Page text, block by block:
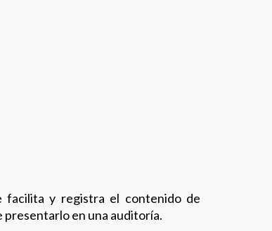
facilita y registra el contenido de
presentarlo en una auditoría.